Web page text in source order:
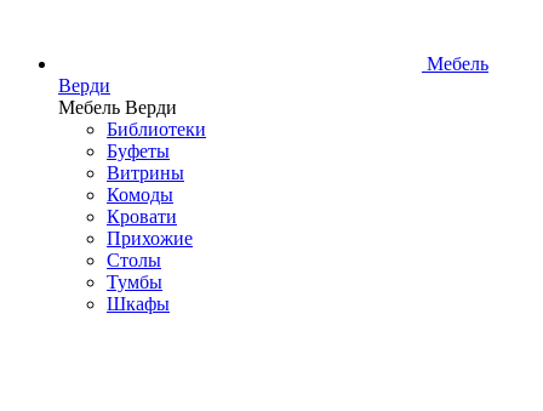
Мебель
Верди
Мебель Верди
Библиотеки
Буфеты
Витрины
Комоды
Кровати
Прихожие
Столы
Тумбы
Шкафы